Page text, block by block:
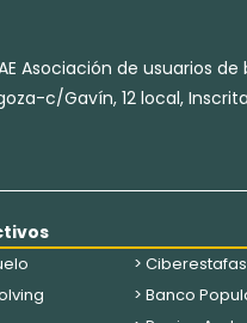
Asociación de usuarios
c/Gavín, 12 local,
> Ciberestafas
> Banco